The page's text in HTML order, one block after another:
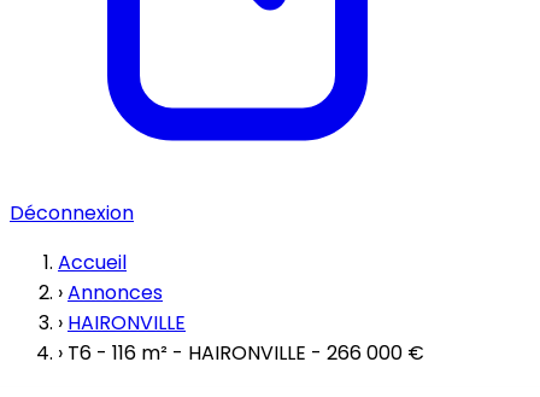
Déconnexion
Accueil
›Annonces
› HAIRONVILLE
› T6 - 116 m² - HAIRONVILLE - 266 000 €